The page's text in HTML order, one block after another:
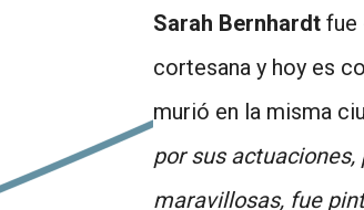
Sarah Bernhardt fue
cortesana y hoy es
murió en la misma
por sus
maravillosas, fue